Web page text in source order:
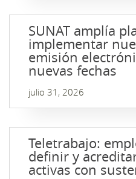
SUNAT amplía
implementar
emisión
nuevas fechas
julio 31, 2026
Teletrabajo:
definir y
activas con